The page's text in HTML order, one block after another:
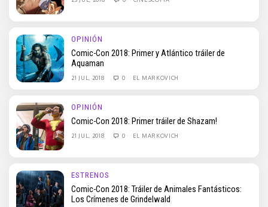
OPINIÓN
Comic-Con 2018: Primer y Atlántico tráiler de
Aquaman
21 JUL, 2018 0 EL MARKOVICH
OPINIÓN
Comic-Con 2018: Primer tráiler de Shazam!
21 JUL, 2018 0 EL MARKOVICH
ESTRENOS
Comic-Con 2018: Tráiler de Animales Fantásticos:
Los Crímenes de Grindelwald